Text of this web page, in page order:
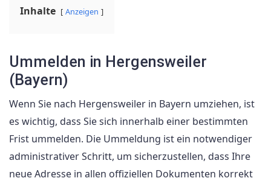
Inhalte Anzeigen
Ummelden in Hergensweiler
(Bayern)
Wenn Sie nach Hergensweiler in Bayern umziehen, ist
es wichtig, dass Sie sich innerhalb einer bestimmten
Frist ummelden. Die Ummeldung ist ein notwendiger
administrativer Schritt, um sicherzustellen, dass Ihre
neue Adresse in allen offiziellen Dokumenten korrekt